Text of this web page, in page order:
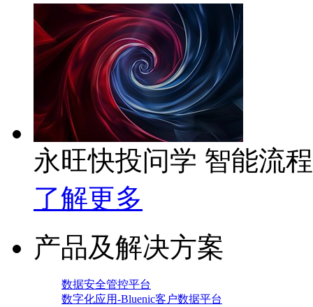
永旺快投问学 智能流
了解更多
产品及解决方案
数据安全管控平台
数字化应用-Bluenic客户数据平台